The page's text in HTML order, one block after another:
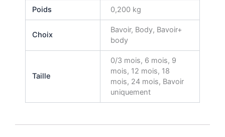
Poids 0,200 kg
Choix
Bavoir, Body, Bavoir+
body
Taille
0/3 mois, 6 mois, 9
mois, 12 mois, 18
mois, 24 mois, Bavoir
uniquement